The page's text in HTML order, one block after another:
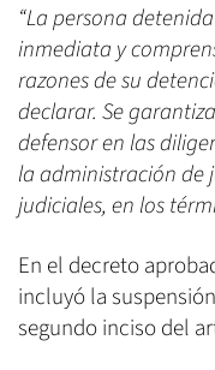
“La persona
inmediata y
razones de su
declarar. Se
defensor en las
la administración de
judiciales, en los
En el decreto
incluyó la
segundo inciso del